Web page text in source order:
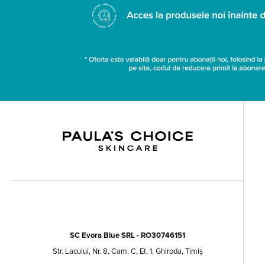
SC Evora Blue SRL - RO30746151
Str. Lacului, Nr. 8, Cam. C, Et. 1, Ghiroda, Timiș